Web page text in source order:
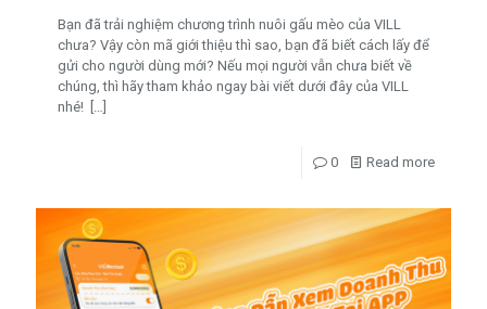
Bạn đã trải nghiệm chương trình nuôi gấu mèo của VILL
chưa? Vậy còn mã giới thiệu thì sao, bạn đã biết cách lấy để
gửi cho người dùng mới? Nếu mọi người vẫn chưa biết về
chúng, thì hãy tham khảo ngay bài viết dưới đây của VILL
nhé!
0 Read more